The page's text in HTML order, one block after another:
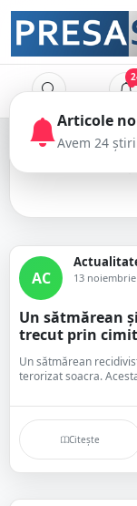
AC 13
Un sătmărean
trecut prin
Un sătmărean
terorizat soacra.
Citește
Articole
Avem 24